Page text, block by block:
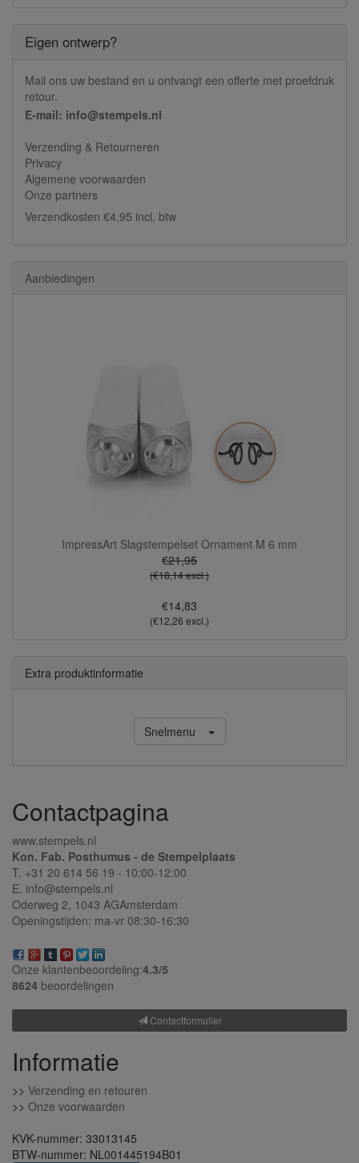
Eigen ontwerp?
Mail ons uw bestand en u ontvangt een offerte met proefdruk
retour.
E-mail: info@stempels.nl
Verzending & Retourneren
Privacy
Algemene voorwaarden
Onze partners
Verzendkosten €4,95 incl. btw
Aanbiedingen
ImpressArt Slagstempelset Ornament M 6 mm
€21,95
(€18,14 excl.)
€14,83
(€12,26 excl.)
Extra produktinformatie
Snelmenu
Contactpagina
www.stempels.nl
Kon. Fab. Posthumus - de Stempelplaats
T. +31 20 614 56 19 - 10:00-12:00
E. info@stempels.nl
Oderweg 2, 1043 AGAmsterdam
Openingstijden: ma-vr 08:30-16:30
Onze klantenbeoordeling:4.3/5
8624 beoordelingen
Contactformulier
Informatie
>> Verzending en retouren
>> Onze voorwaarden
KVK-nummer: 33013145
BTW-nummer: NL001445194B01